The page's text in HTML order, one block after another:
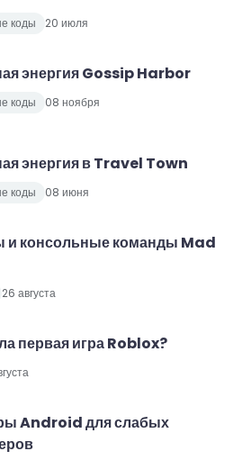
коды 20 июля
энергия Gossip Harbor
коды 08 ноября
энергия в Travel Town
коды 08 июня
и консольные команды Mad
26 августа
первая игра Roblox?
Android для слабых